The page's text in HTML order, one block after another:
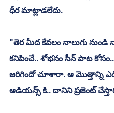
ధీర మాట్లాడలేదు.
"తెర మీద కేవలం నాలుగు నుండి
కనిపించే.. శోభనం సీన్ పాట
జరిగిందో చూశారా. ఆ మొత్తాన్ని
ఆడియన్స్ కి.. దానిని ప్రజెంట్